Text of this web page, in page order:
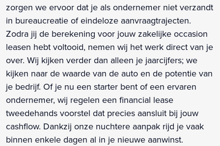
zorgen we ervoor dat je als ondernemer niet verzandt
in bureaucreatie of eindeloze aanvraagtrajecten.
Zodra jij de berekening voor jouw zakelijke occasion
leasen hebt voltooid, nemen wij het werk direct van je
over. Wij kijken verder dan alleen je jaarcijfers; we
kijken naar de waarde van de auto en de potentie van
je bedrijf. Of je nu een starter bent of een ervaren
ondernemer, wij regelen een financial lease
tweedehands voorstel dat precies aansluit bij jouw
cashflow. Dankzij onze nuchtere aanpak rijd je vaak
binnen enkele dagen al in je nieuwe aanwinst.